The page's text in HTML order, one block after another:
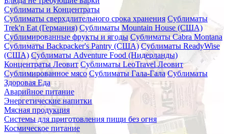
Сублиматы и Концентраты
Сублиматы сверхдлительного срока хранения Сублиматы
Trek'n Eat (Германия) Сублиматы Mountain House (США)
Сублимированные фрукты и ягоды Сублиматы Cabra Montana
Сублиматы Backpacker's Pantry (США) Сублиматы ReadyWise
(США) Сублиматы Adventure Food (Нидерланды)
Концентраты Леовит Сублиматы LeoTravel Леовит
Сублимированное мясо Сублиматы Гала-Гала Сублиматы
Здоровая Еда
Аварийное питание
Энергетические напитки
Мясная продукция
Системы для приготовления пищи без огня
Космическое питание